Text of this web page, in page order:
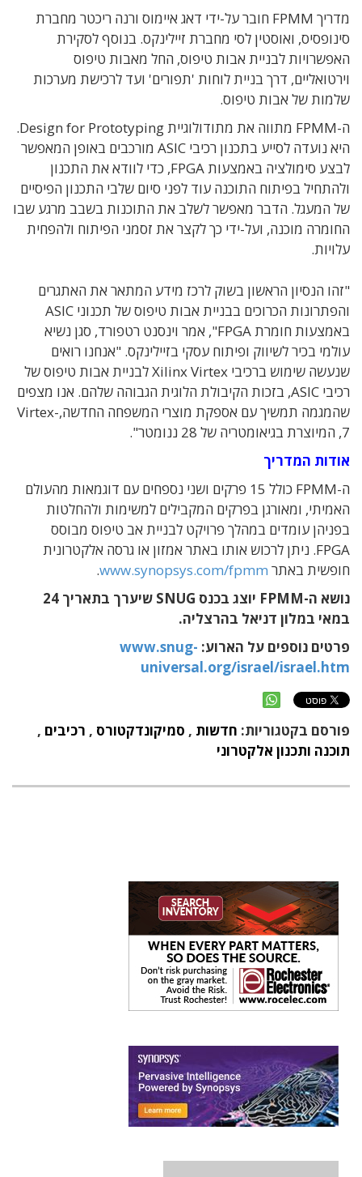
מדריך FPMM חובר על-ידי דאג איימוס ורנה ריכטר מחברת
סינופסיס, ואוסטין לסי מחברת זיילינקס. בנוסף לסקירת
האפשרויות לבניית אבות טיפוס, החל מאבות טיפוס
וירטואליים, דרך בניית לוחות 'תפורים' ועד לרכישת מערכות
שלמות של אבות טיפוס.
ה-FPMM מתווה את מתודולוגיית Design for Prototyping.
היא נועדה לסייע בתכנון רכיבי ASIC מורכבים באופן המאפשר
לבצע סימולציה באמצעות FPGA, כדי לוודא את התכנון
ולהתחיל בפיתוח התוכנה עוד לפני סיום שלבי התכנון הפיסיים
של המעגל. הדבר מאפשר לשלב את התוכנות בשבב מרגע שבו
החומרה מוכנה, ועל-ידי כך לקצר את זסמני הפיתוח ולהפחית
עלויות.
"זהו הנסיון הראשון בשוק לרכז מידע המתאר את האתגרים
והפתרונות הכרוכים בבניית אבות טיפוס של תכנוני ASIC
באמצעות חומרת FPGA", אמר וינסנט רטפורד, סגן נשיא
עולמי בכיר לשיווק ופיתוח עסקי בזיילינקס. "אנחנו רואים
שנעשה שימוש ברכיבי Xilinx Virtex לבניית אבות טיפוס של
רכיבי ASIC, בזכות הקיבולת הלוגית הגבוהה שלהם. אנו מצפים
שהמגמה תמשיך עם אספקת מוצרי המשפחה החדשה,Virtex-
7, המיוצרת בגיאומטריה של 28 ננומטר".
אודות המדריך
ה-FPMM כולל 15 פרקים ושני נספחים עם דוגמאות מהעולם
האמיתי, ומאורגן בפרקים המקבילים למשימות ולהחלטות
בפניהן עומדים במהלך פרויקט לבניית אב טיפוס מבוסס
FPGA. ניתן לרכוש אותו באתר אמזון או גרסה אלקטרונית
חופשית באתר www.synopsys.com/fpmm
.
נושא ה-FPMM יוצג בכנס SNUG שיערך בתאריך 24
במאי במלון דניאל בהרצליה.
פרטים נוספים על הארוע: www.snug-
universal.org/israel/israel.htm
פורסם בקטגוריות: חדשות , סמיקונדקטורס , רכיבים ,
תוכנה ותכנון אלקטרוני